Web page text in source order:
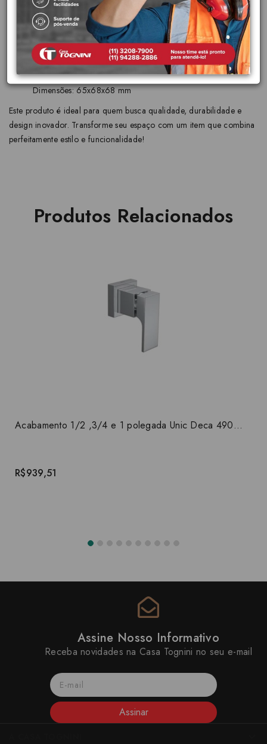
sanitárias brasileira a oferecer garantia sem limite de tempo
para instalações residencias.
Características principais:
Cor: CHROME
Peso: 0,11 kg
Dimensões: 65x68x68 mm
Este produto é ideal para quem busca qualidade, durabilidade e
design inovador. Transforme seu espaço com um item que combina
perfeitamente estilo e funcionalidade!
Produtos Relacionados
Acabamento 1/2 ,3/4 e 1 polegada Unic Deca 4900.C90.PQ
R$939,51
Assine Nosso Informativo
Receba novidades na Casa Tognini no seu e-mail
Assinar